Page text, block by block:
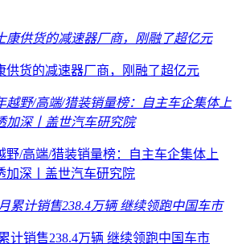
供货的减速器厂商，刚融了超亿元
野/高端/猎装销量榜：自主车企集体上
加深丨盖世汽车研究院
计销售238.4万辆 继续领跑中国车市